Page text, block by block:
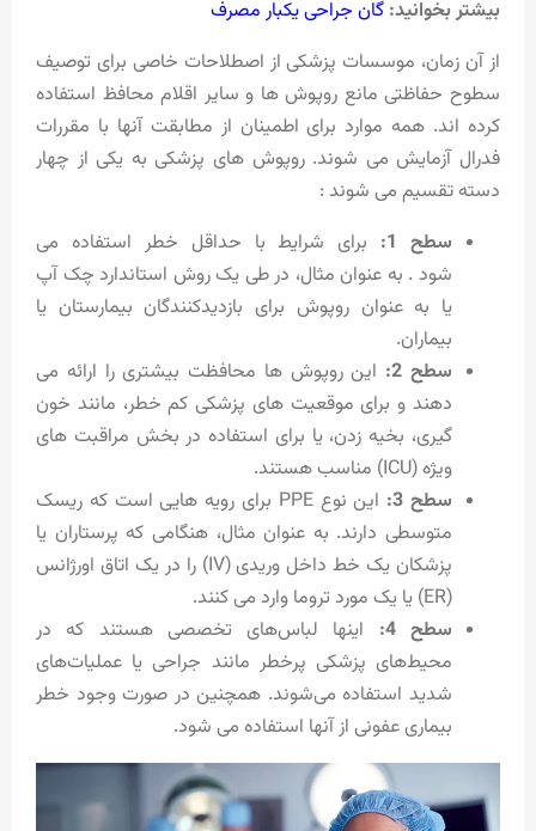
بیشتر بخوانید: گان جراحی یکبار مصرف
از آن زمان، موسسات پزشکی از اصطلاحات خاصی برای توصیف
سطوح حفاظتی مانع روپوش ها و سایر اقلام محافظ استفاده
کرده اند. همه موارد برای اطمینان از مطابقت آنها با مقررات
فدرال آزمایش می شوند. روپوش های پزشکی به یکی از چهار
دسته تقسیم می شوند :
سطح 1:
برای شرایط با حداقل خطر استفاده می
شود . به عنوان مثال، در طی یک روش استاندارد چک آپ
یا به عنوان روپوش برای بازدیدکنندگان بیمارستان یا
بیماران.
سطح 2:
این روپوش ها محافظت بیشتری را ارائه می
دهند و برای موقعیت های پزشکی کم خطر، مانند خون
گیری، بخیه زدن، یا برای استفاده در بخش مراقبت های
ویژه (ICU) مناسب هستند.
سطح 3:
این نوع PPE برای رویه هایی است که ریسک
متوسطی دارند. به عنوان مثال، هنگامی که پرستاران یا
پزشکان یک خط داخل وریدی (IV) را در یک اتاق اورژانس
(ER) یا یک مورد تروما وارد می کنند.
سطح 4:
اینها لباس‌های تخصصی هستند که در
محیط‌های پزشکی پرخطر مانند جراحی یا عملیات‌های
شدید استفاده می‌شوند. همچنین در صورت وجود خطر
بیماری عفونی از آنها استفاده می شود.